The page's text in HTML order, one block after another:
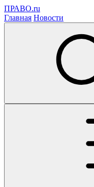
ПРАВО.ru
Главная Новости